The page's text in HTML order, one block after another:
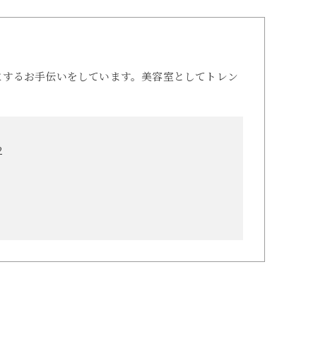
るお手伝いをしています。美容室としてトレン